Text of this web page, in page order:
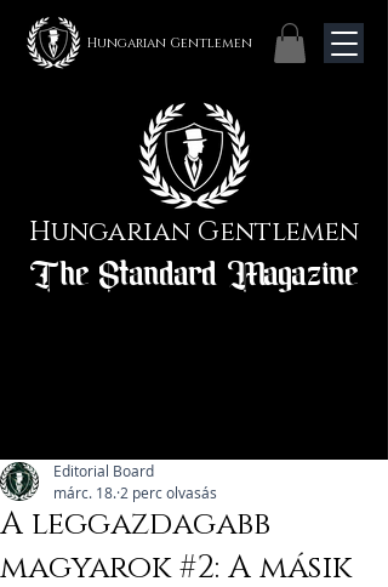
Hungarian Gentlemen
Hungarian Gentlemen
The Standard Magazine
A leggazdagabb
magyarok #2: A másik
Editorial Board
márc. 18.2 perc olvasás